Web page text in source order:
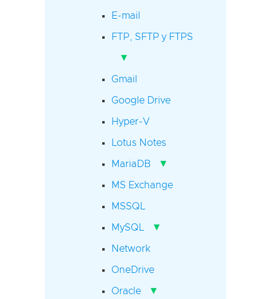
E-mail
FTP, SFTP y FTPS
▾
Gmail
Google Drive
Hyper-V
Lotus Notes
MariaDB ▾
MS Exchange
MSSQL
MySQL ▾
Network
OneDrive
Oracle ▾